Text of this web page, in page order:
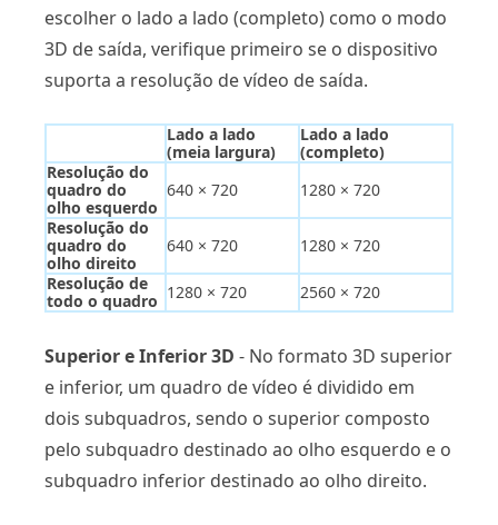
escolher o lado a lado (completo) como o modo
3D de saída, verifique primeiro se o dispositivo
suporta a resolução de vídeo de saída.
Lado a lado
(meia largura)
Lado a lado
(completo)
Resolução do
quadro do
olho esquerdo
640 × 720
1280 × 720
Resolução do
quadro do
olho direito
640 × 720
1280 × 720
Resolução de
todo o quadro 1280 × 720 2560 × 720
Superior e Inferior 3D - No formato 3D superior
e inferior, um quadro de vídeo é dividido em
dois subquadros, sendo o superior composto
pelo subquadro destinado ao olho esquerdo e o
subquadro inferior destinado ao olho direito.